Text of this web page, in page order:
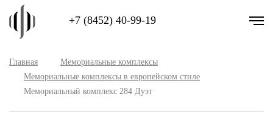
+7 (8452) 40-99-19
Главная
Мемориальные комплексы
Мемориальные комплексы в европейском стиле
Мемориальный комплекс 284 Дуэт